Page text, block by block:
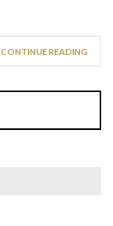
CONTINUE READING